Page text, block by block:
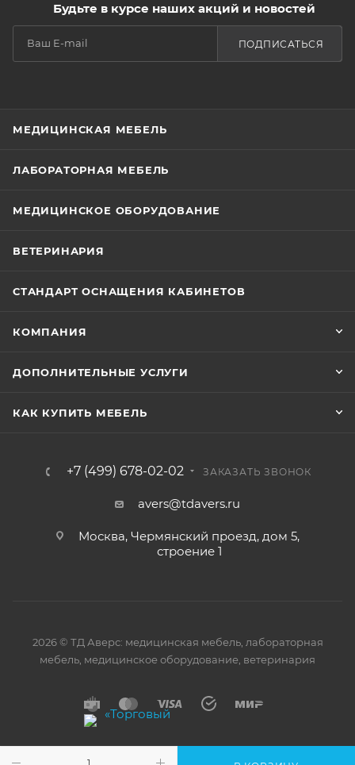
Будьте в курсе наших акций и новостей
ПОДПИСАТЬСЯ
МЕДИЦИНСКАЯ МЕБЕЛЬ
ЛАБОРАТОРНАЯ МЕБЕЛЬ
МЕДИЦИНСКОЕ ОБОРУДОВАНИЕ
ВЕТЕРИНАРИЯ
СТАНДАРТ ОСНАЩЕНИЯ КАБИНЕТОВ
КОМПАНИЯ
ДОПОЛНИТЕЛЬНЫЕ УСЛУГИ
КАК КУПИТЬ МЕБЕЛЬ
+7 (499) 678-02-02 ЗАКАЗАТЬ ЗВОНОК
avers@tdavers.ru
Москва, Чермянский проезд, дом 5,
строение 1
2026 © ТД Аверс: медицинская мебель, лабораторная
мебель, медицинское оборудование, ветеринария